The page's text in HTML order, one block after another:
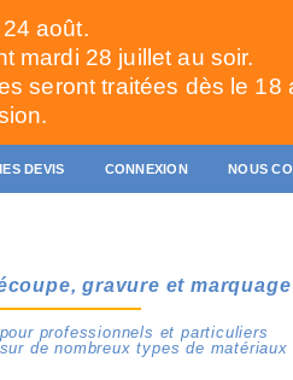
août.
mardi 28 juillet au soir.
seront traitées dès le 18
DEVIS CONNEXION NOUS
gravure et
pour professionnels et particuliers
sur de nombreux types de matériaux